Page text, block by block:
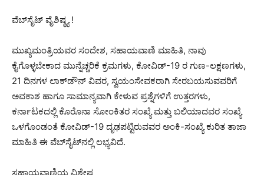
ವೆಬ್‍ಸೈಟ್ ವೈಶಿಷ್ಠ್ಯ !
ಮುಖ್ಯಮಂತ್ರಿಯವರ ಸಂದೇಶ, ಸಹಾಯವಾಣಿ ಮಾಹಿತಿ, ನಾವು
ಕೈಗೊಳ್ಳಬೇಕಾದ ಮುನ್ನೆಚ್ಚರಿಕೆ ಕ್ರಮಗಳು, ಕೋವಿಡ್-19 ರ ಗುಣ-ಲಕ್ಷಣಗಳು,
21 ದಿನಗಳ ಲಾಕ್‍ಡೌನ್ ವಿವರ, ಸ್ವಯಂಸೇವಕರಾಗಿ ಸೇರಬಯಸುವವರಿಗೆ
ಅವಕಾಶ ಹಾಗೂ ಸಾಮಾನ್ಯವಾಗಿ ಕೇಳುವ ಪ್ರಶ್ನೆಗಳಿಗೆ ಉತ್ತರಗಳು,
ಕರ್ನಾಟಕದಲ್ಲಿ ಕೊರೊನಾ ಸೋಂಕಿತರ ಸಂಖ್ಯೆ ಮತ್ತು ಬಲಿಯಾದವರ ಸಂಖ್ಯೆ
ಒಳಗೊಂಡಂತೆ ಕೋವಿಡ್-19 ದೃಢಪಟ್ಟಿರುವವರ ಅಂಕಿ-ಸಂಖ್ಯೆ ಕುರಿತ ತಾಜಾ
ಮಾಹಿತಿ ಈ ವೆಬ್‍ಸೈಟ್‍ನಲ್ಲಿ ಲಭ್ಯವಿದೆ.
ಸಹಾಯವಾಣಿಯ ವಿಶೇಷ